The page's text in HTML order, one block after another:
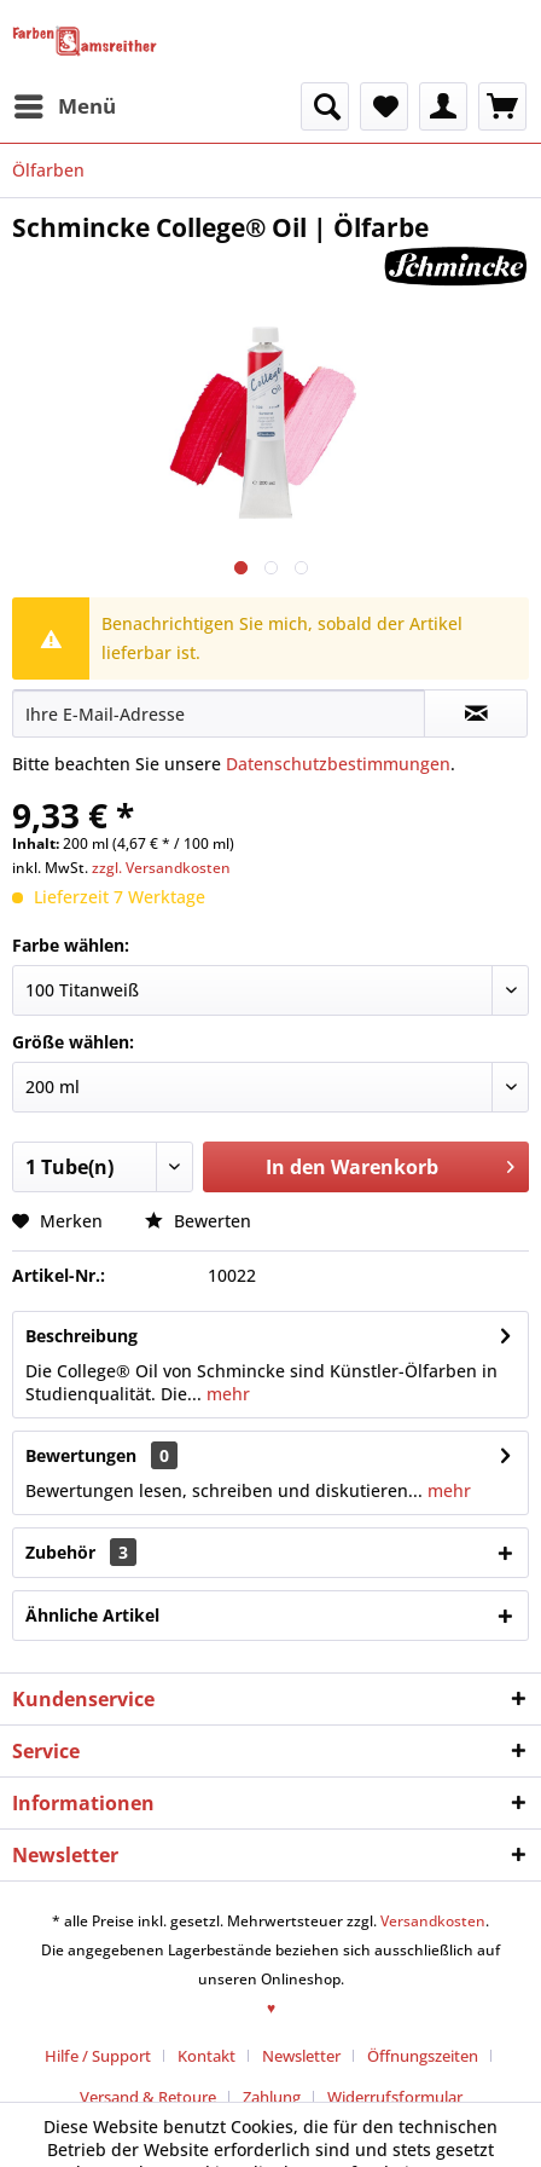
Menü
Ölfarben
Schmincke College® Oil | Ölfarbe
Benachrichtigen Sie mich, sobald der Artikel
lieferbar ist.
Bitte beachten Sie unsere Datenschutzbestimmungen.
9,33 € *
Inhalt:200 ml (4,67 € * / 100 ml)
inkl. MwSt.zzgl. Versandkosten
Lieferzeit 7 Werktage
Farbe wählen:
Größe wählen:
In den Warenkorb
Merken Bewerten
Artikel-Nr.: 10022
Beschreibung
Die College® Oil von Schmincke sind Künstler-Ölfarben in
Studienqualität. Die... mehr
Bewertungen
0
Bewertungen lesen, schreiben und diskutieren... mehr
Zubehör 3
Ähnliche Artikel
Kundenservice
Service
Informationen
Newsletter
* alle Preise inkl. gesetzl. Mehrwertsteuer zzgl.Versandkosten.
Die angegebenen Lagerbestände beziehen sich ausschließlich auf
unseren Onlineshop.
♥
Hilfe / Support Kontakt Newsletter
Öffnungszeiten
Versand & Retoure
Zahlung Widerrufsformular
Diese Website benutzt Cookies, die für den technischen
Betrieb der Website erforderlich sind und stets gesetzt